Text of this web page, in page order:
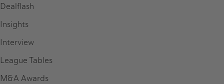
Dealflash
Insights
Interview
League Tables
M&A Awards